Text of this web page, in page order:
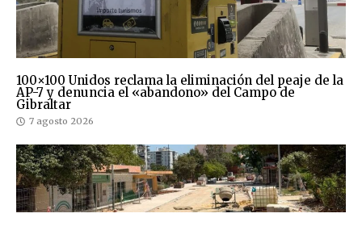
100×100 Unidos reclama la eliminación del peaje de la
AP-7 y denuncia el «abandono» del Campo de
Gibraltar
7 agosto 2026